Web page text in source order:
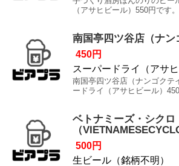
（アサヒビール）550円です。
南国亭四ツ谷店（ナン
450円
スーパードライ（アサヒ
南国亭四ツ谷店（ナンゴクテ
ードライ（アサヒビール）450
ベトナミーズ・シクロ
（
500円
生ビール（銘柄不明）